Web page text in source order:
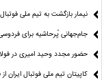
نیمار بازگشت به تیم ملی
جام‌جهانی پُرحاشیه برای
حضور مجدد وحید امیری در
کاپیتان تیم ملی فوتبال